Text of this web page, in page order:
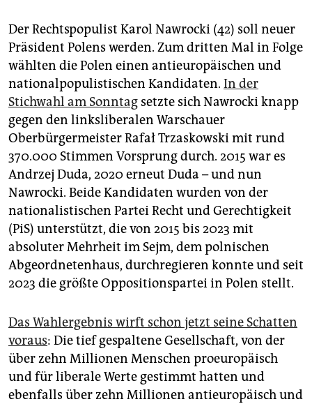
Der Rechtspopulist Karol Nawrocki (42) soll neuer
Präsident Polens werden. Zum dritten Mal in Folge
wählten die Polen einen antieuropäischen und
nationalpopulistischen Kandidaten. In der
Stichwahl am Sonntag setzte sich Nawrocki knapp
gegen den linksliberalen Warschauer
Oberbürgermeister Rafał Trzaskowski mit rund
370.000 Stimmen Vorsprung durch. 2015 war es
Andrzej Duda, 2020 erneut Duda – und nun
Nawrocki. Beide Kandidaten wurden von der
nationalistischen Partei Recht und Gerechtigkeit
(PiS) unterstützt, die von 2015 bis 2023 mit
absoluter Mehrheit im Sejm, dem polnischen
Abgeordnetenhaus, durchregieren konnte und seit
2023 die größte Oppositionspartei in Polen stellt.
Das Wahlergebnis wirft schon jetzt seine Schatten
voraus: Die tief gespaltene Gesellschaft, von der
über zehn Millionen Menschen proeuropäisch
und für liberale Werte gestimmt hatten und
ebenfalls über zehn Millionen antieuropäisch und